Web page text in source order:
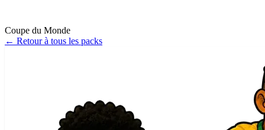
Coupe du Monde
← Retour à tous les packs